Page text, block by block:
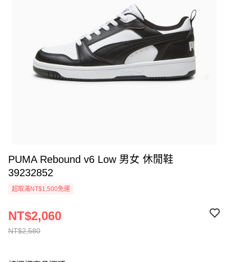
PUMA Rebound v6 Low 男女 休閒鞋
39232852
超取滿NT$1,500免運
NT$2,580
NT$2,060